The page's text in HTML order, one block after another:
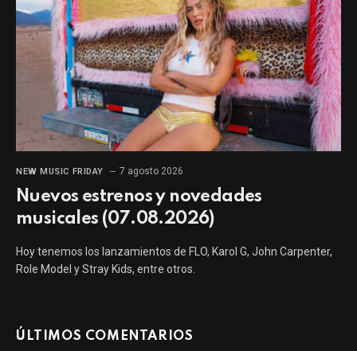
NEW MUSIC FRIDAY 7 agosto 2026
Nuevos estrenos y novedades
musicales (07.08.2026)
Hoy tenemos los lanzamientos de FLO, Karol G, John Carpenter,
Role Model y Stray Kids, entre otros.
ÚLTIMOS COMENTARIOS